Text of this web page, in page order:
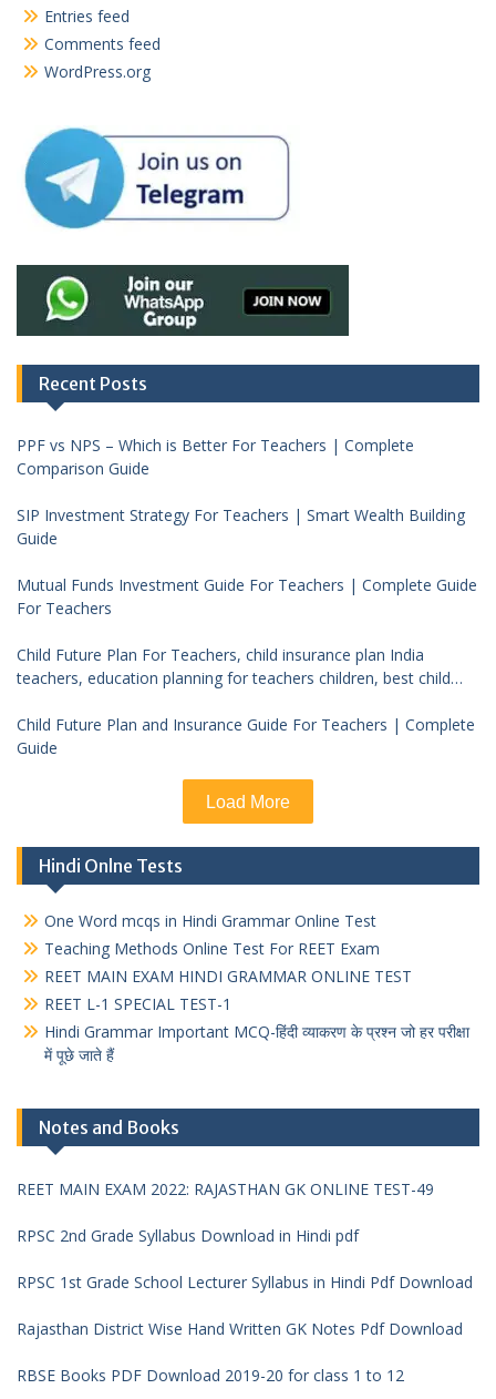
Entries feed
Comments feed
WordPress.org
Recent Posts
PPF vs NPS – Which is Better For Teachers | Complete
Comparison Guide
SIP Investment Strategy For Teachers | Smart Wealth Building
Guide
Mutual Funds Investment Guide For Teachers | Complete Guide
For Teachers
Child Future Plan For Teachers, child insurance plan India
teachers, education planning for teachers children, best child
Child Future Plan and Insurance Guide For Teachers | Complete
Guide
Load More
Hindi Onlne Tests
One Word mcqs in Hindi Grammar Online Test
Teaching Methods Online Test For REET Exam
REET MAIN EXAM HINDI GRAMMAR ONLINE TEST
REET L-1 SPECIAL TEST-1
Hindi Grammar Important MCQ-हिंदी व्याकरण के प्रश्न जो हर परीक्षा
में पूछे जाते हैं
Notes and Books
REET MAIN EXAM 2022: RAJASTHAN GK ONLINE TEST-49
RPSC 2nd Grade Syllabus Download in Hindi pdf
RPSC 1st Grade School Lecturer Syllabus in Hindi Pdf Download
Rajasthan District Wise Hand Written GK Notes Pdf Download
RBSE Books PDF Download 2019-20 for class 1 to 12